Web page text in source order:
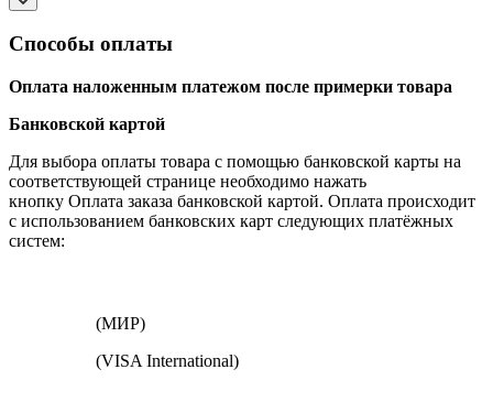
Способы оплаты
Оплата наложенным платежом после примерки товара
Банковской картой
Для выбора оплаты товара с помощью банковской карты на
соответствующей странице необходимо нажать
кнопку Оплата заказа банковской картой. Оплата происходит
с использованием банковских карт следующих платёжных
систем:
(МИР)
(VISA International)